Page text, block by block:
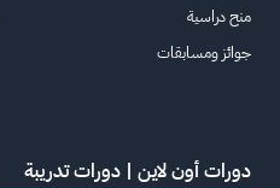
منح دراسية
جوائز ومسابقات
دورات أون لاين | دورات تدريبة